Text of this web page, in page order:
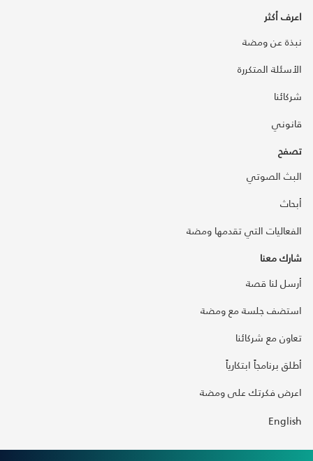
اعرف أكثر
نبذة عن ومضة
الأسئلة المتكررة
شركائنا
قانوني
تصفح
البث الصوتي
أبحاث
الفعاليات التي تقدمها ومضة
شارك معنا
أرسل لنا قصة
استضف جلسة مع ومضة
تعاون مع شركائنا
أطلق برنامجاً ابتكارياً
اعرض فكرتك على ومضة
English